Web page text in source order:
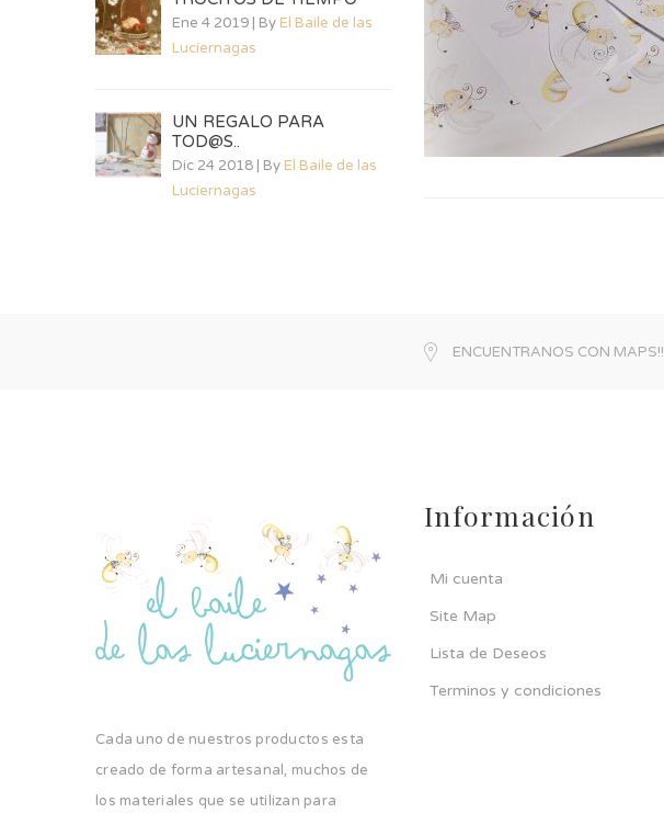
Ene 4 2019 | By El Baile de las
Luciernagas
UN REGALO PARA
TOD@S..
Dic 24 2018 | By El Baile de las
Luciernagas
ENCUENTRANOS CON MAPS!!
Cada uno de nuestros productos esta
creado de forma artesanal, muchos de
los materiales que se utilizan para
Información
Mi cuenta
Site Map
Lista de Deseos
Terminos y condiciones